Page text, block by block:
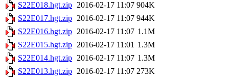
S22E018.hgt.zip 2016-02-17 11:07 904K
S22E017.hgt.zip 2016-02-17 11:07 944K
S22E016.hgt.zip 2016-02-17 11:07 1.1M
S22E015.hgt.zip 2016-02-17 11:01 1.3M
S22E014.hgt.zip 2016-02-17 11:07 1.3M
S22E013.hgt.zip 2016-02-17 11:07 273K